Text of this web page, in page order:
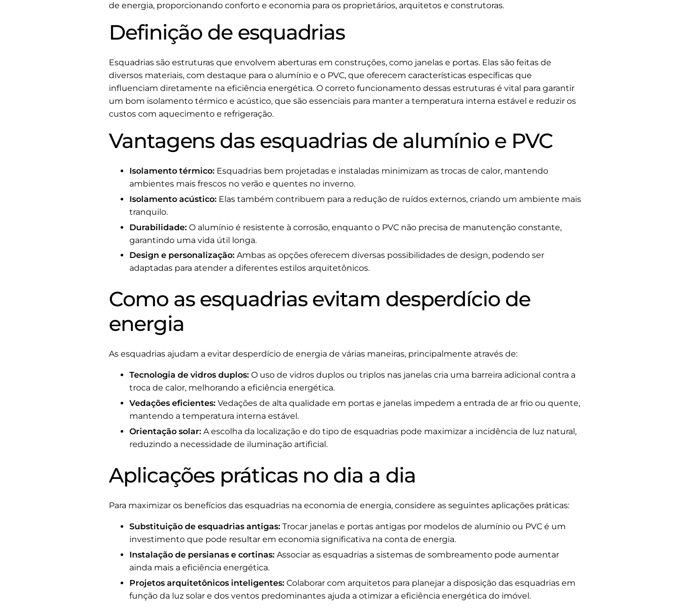
de energia, proporcionando conforto e economia para os proprietários, arquitetos e construtoras.
Definição de esquadrias
Esquadrias são estruturas que envolvem aberturas em construções, como janelas e portas. Elas são feitas de
diversos materiais, com destaque para o alumínio e o PVC, que oferecem características específicas que
influenciam diretamente na eficiência energética. O correto funcionamento dessas estruturas é vital para garantir
um bom isolamento térmico e acústico, que são essenciais para manter a temperatura interna estável e reduzir os
custos com aquecimento e refrigeração.
Vantagens das esquadrias de alumínio e PVC
Isolamento térmico: Esquadrias bem projetadas e instaladas minimizam as trocas de calor, mantendo
ambientes mais frescos no verão e quentes no inverno.
Isolamento acústico: Elas também contribuem para a redução de ruídos externos, criando um ambiente mais
tranquilo.
Durabilidade: O alumínio é resistente à corrosão, enquanto o PVC não precisa de manutenção constante,
garantindo uma vida útil longa.
Design e personalização: Ambas as opções oferecem diversas possibilidades de design, podendo ser
adaptadas para atender a diferentes estilos arquitetônicos.
Como as esquadrias evitam desperdício de
energia
As esquadrias ajudam a evitar desperdício de energia de várias maneiras, principalmente através de:
Tecnologia de vidros duplos: O uso de vidros duplos ou triplos nas janelas cria uma barreira adicional contra a
troca de calor, melhorando a eficiência energética.
Vedações eficientes: Vedações de alta qualidade em portas e janelas impedem a entrada de ar frio ou quente,
mantendo a temperatura interna estável.
Orientação solar: A escolha da localização e do tipo de esquadrias pode maximizar a incidência de luz natural,
reduzindo a necessidade de iluminação artificial.
Aplicações práticas no dia a dia
Para maximizar os benefícios das esquadrias na economia de energia, considere as seguintes aplicações práticas:
Substituição de esquadrias antigas: Trocar janelas e portas antigas por modelos de alumínio ou PVC é um
investimento que pode resultar em economia significativa na conta de energia.
Instalação de persianas e cortinas: Associar as esquadrias a sistemas de sombreamento pode aumentar
ainda mais a eficiência energética.
Projetos arquitetônicos inteligentes: Colaborar com arquitetos para planejar a disposição das esquadrias em
função da luz solar e dos ventos predominantes ajuda a otimizar a eficiência energética do imóvel.